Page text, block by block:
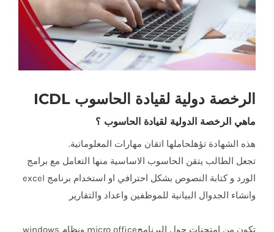
الرخصة دولية لقيادة الحاسوب ICDL
ماهي الرخصة الدولية لقيادة الحاسوب ؟
هذه الشهادة تؤهلحاملها اتقان مهارات المعلوماتية.
تجعل الطالب يتقن الحاسوب الاساسية منها التعامل مع برامج
الورد و كتابة النصوص بشكل احترافي او استخدام برنامج excel
وانشاء الجدوال البيانية للموظفين واعداد والتقارير